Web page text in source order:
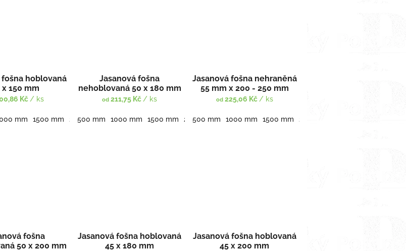
fošna hoblovaná
x 150 mm
Kč / ks
mm 1500 mm 2000 mm 2500 mm 3000 mm 3500 mm
Jasanová fošna
nehoblovaná 50 x 180 mm
od 211,75 Kč / ks
500 mm 1000 mm 1500 mm 2000 mm 2500 mm 3000 mm 3500 mm
Jasanová fošna nehraněná
55 mm x 200 - 250 mm
od225,06 Kč / ks
500 mm 1000 mm 1500 mm 2000 mm
fošna
50 x 200 mm
Jasanová fošna hoblovaná
45 x 180 mm
Jasanová fošna hoblovaná
45 x 200 mm